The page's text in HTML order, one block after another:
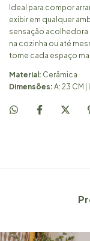
Ideal para compor
exibir em qualquer
sensação acolhedora
na cozinha ou até
torne cada espaço
Material: Cerâmica
Dimensões: A: 23 CM |